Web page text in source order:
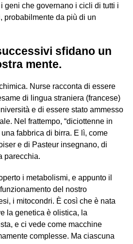
geni che governano i cicli di tutti i
probabilmente da più di un
sfidano un
mente.
Nurse racconta di essere
di lingua straniera (francese)
e di essere stato ammesso
Nel frattempo, “diciottenne in
fabbrica di birra. E lì, come
e di Pasteur insegnano, di
parecchia.
i metabolismi, e appunto il
del nostro
i mitocondri. È così che è nata
la genetica è olistica, la
e ci vede come macchine
complesse. Ma ciascuna